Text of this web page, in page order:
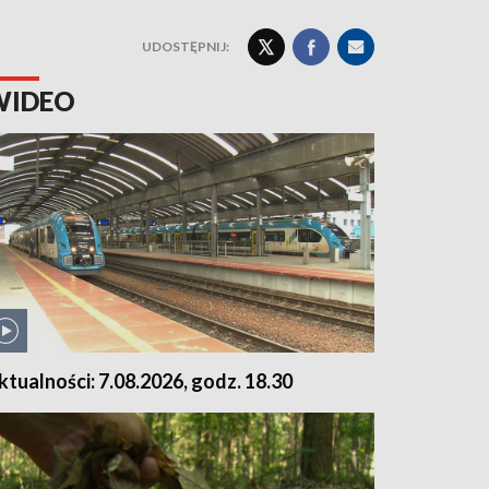
UDOSTĘPNIJ:
7.08.2026, godz. 18.30